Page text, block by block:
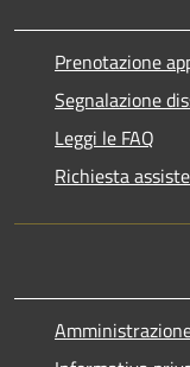
Prenotazione
Segnalazione
Leggi le FAQ
Richiesta